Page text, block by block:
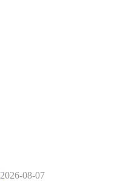
2026-08-07